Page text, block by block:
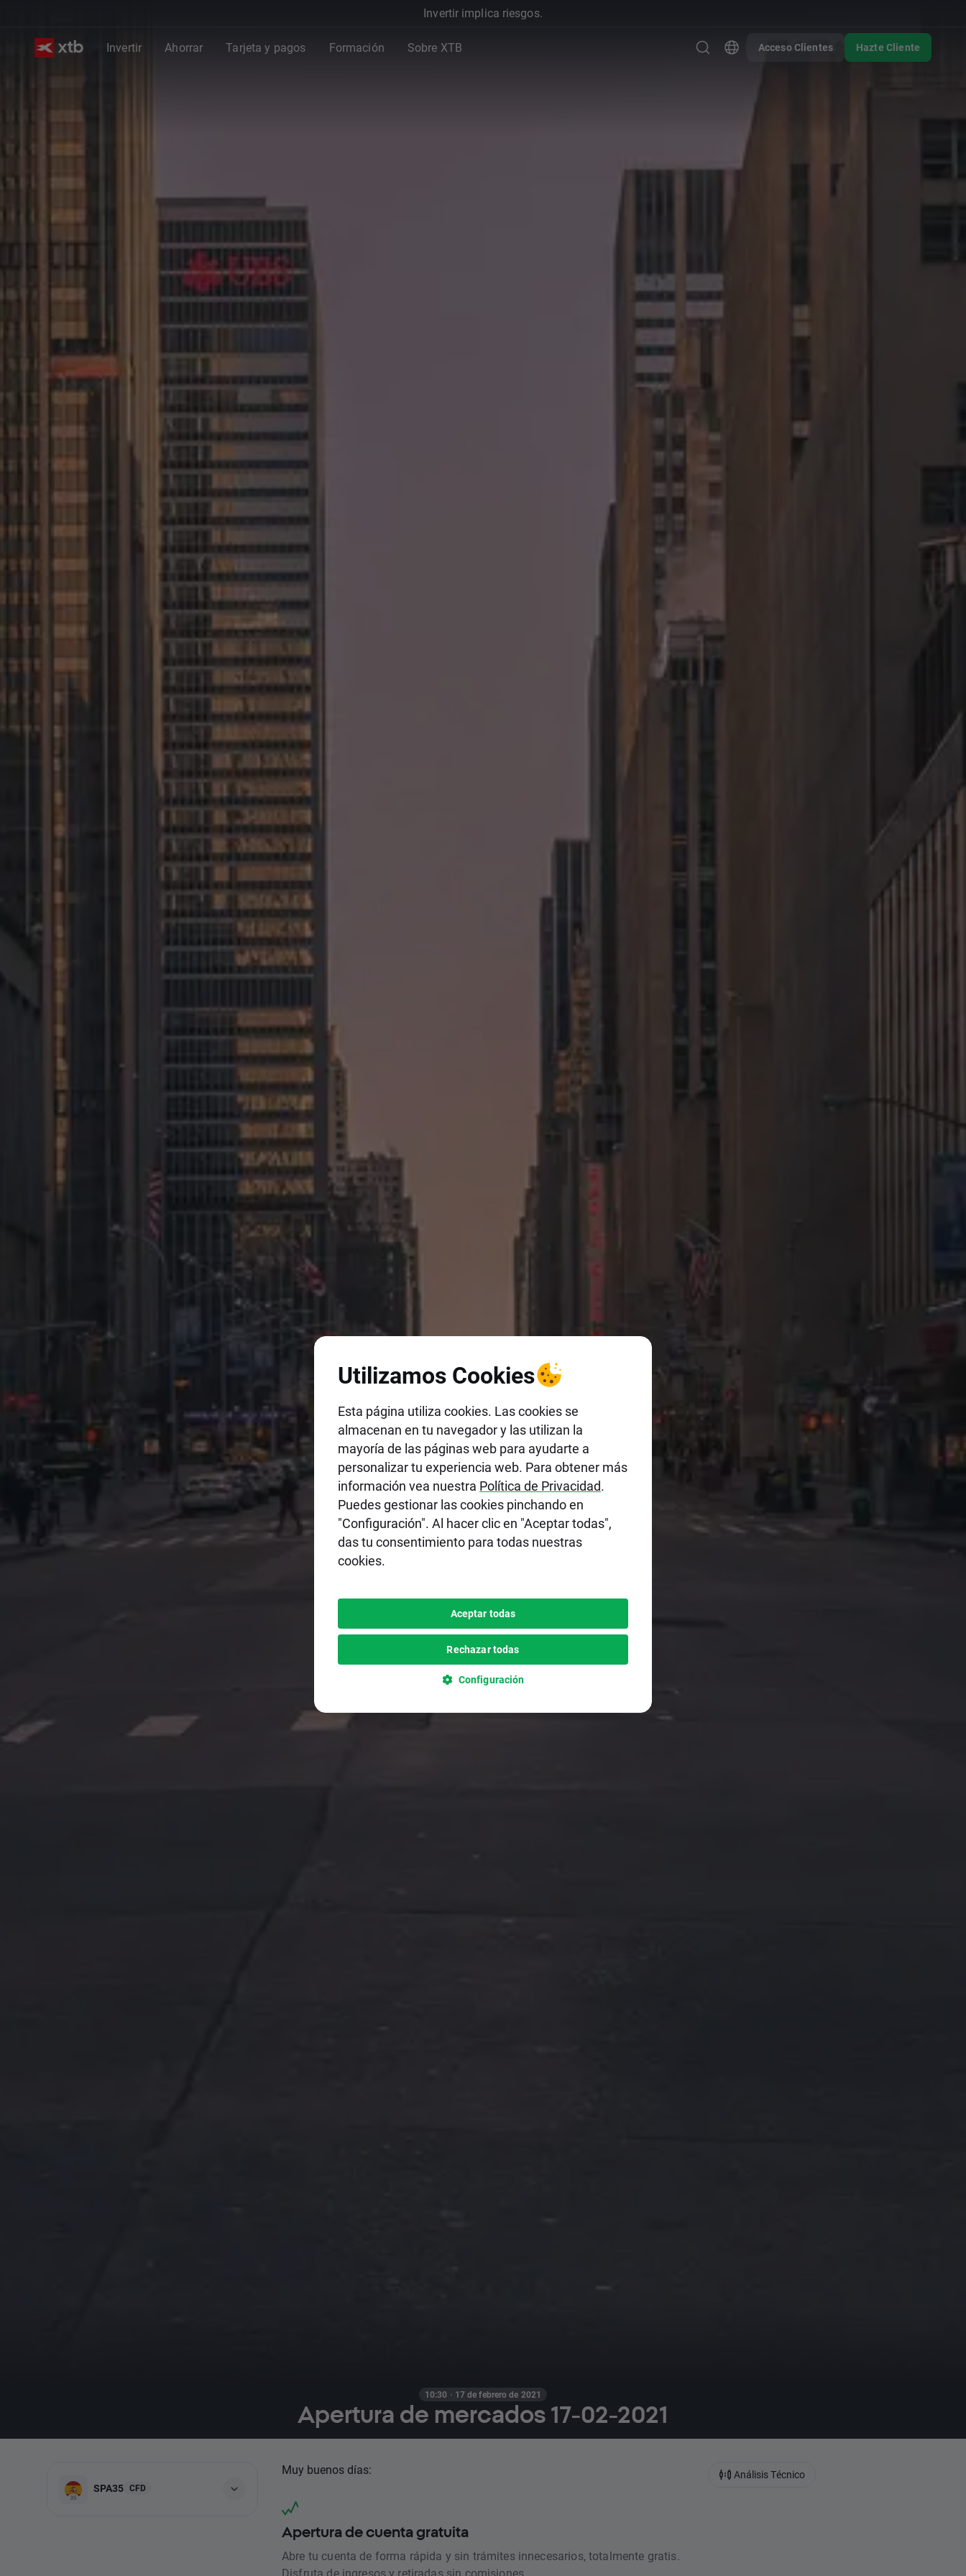
Invertir implica riesgos.
Invertir Ahorrar Tarjeta y pagos Formación Sobre XTB Acceso Clientes Hazte Cliente
10:30 · 17 de febrero de 2021
Apertura de mercados 17-02-2021
SPA35 CFD
Muy buenos días:
Apertura de cuenta gratuita
Abre tu cuenta de forma rápida y sin trámites innecesarios, totalmente gratis.
Disfruta de ingresos y retiradas sin comisiones.
Análisis Técnico
Utilizamos Cookies
Esta página utiliza cookies. Las cookies se
almacenan en tu navegador y las utilizan la
mayoría de las páginas web para ayudarte a
personalizar tu experiencia web. Para obtener más
información vea nuestra Política de Privacidad.
Puedes gestionar las cookies pinchando en
"Configuración". Al hacer clic en "Aceptar todas",
das tu consentimiento para todas nuestras
cookies.
Aceptar todas
Rechazar todas
Configuración